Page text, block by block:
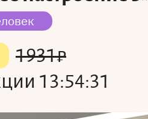
1931₽
13:54:30